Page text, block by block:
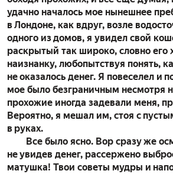
удачно началось мое нынешнее
в Лондоне, как вдруг, возле
одного из домов, я увидел свой
раскрытый так широко, словно его
наизнанку, любопытствуя понять,
не оказалось денег. Я повеселел и
мое было безграничным несмотря
прохожие иногда задевали меня,
Вероятно, я мешал им, стоя с
в руках.
Все было ясно. Вор сразу же
не увидев денег, рассержено
матушка! Твои советы мудры и